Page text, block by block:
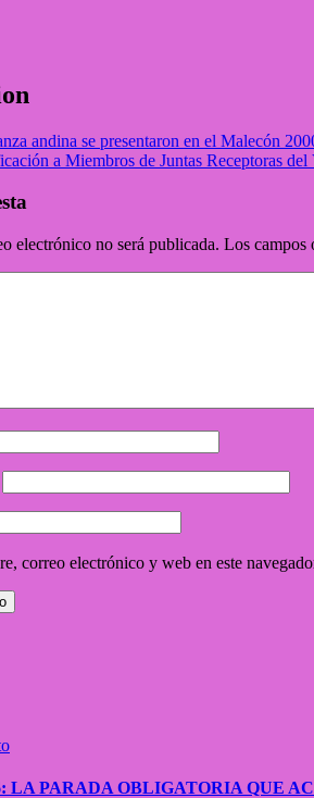
andina se presentaron en el Malecón
a Miembros de Juntas Receptoras
electrónico no será publicada. Los campos
correo electrónico y web en este
LA PARADA OBLIGATORIA QUE